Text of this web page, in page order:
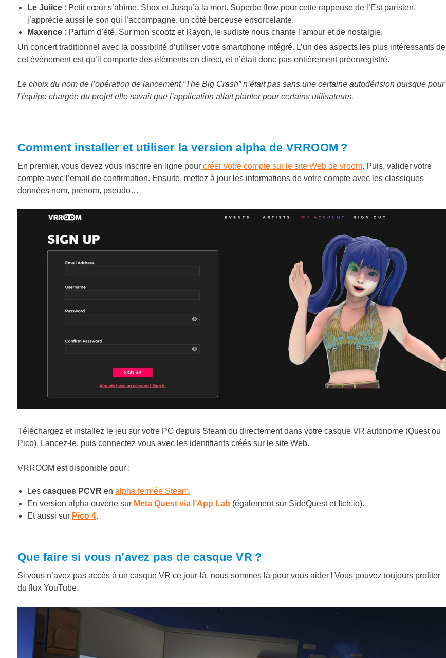
Le Juiice: Petit cœur s’abîme, Shox etJusqu’à la mort. Superbe flow pour cette rappeuse de l’Est parisien,
j’apprécie aussi le son qui l’accompagne, un côté berceuse ensorcelante.
Maxence: Parfum d’été, Sur mon scootz et Rayon, le sudiste nous chante l’amour et de nostalgie.
Un concert traditionnel avec la possibilité d’utiliser votre smartphone intégré. L’un des aspects les plus intéressants de
cet événement est qu’il comporte des éléments en direct, et n’était donc pas entièrement préenregistré.
Le choix du nom de l’opération de lancement “The Big Crash” n’était pas sans une certaine autodérision puisque pour
l’équipe chargée du projet elle savait que l’application allait planter pour certains utilisateurs.
Comment installer et utiliser la version alpha de VRROOM ?
En premier, vous devez vous inscrire en ligne pourcréer votre compte sur le site Web de vroom. Puis, valider votre
compte avec l’email de confirmation. Ensuite, mettez à jour les informations de votre compte avec les classiques
données nom, prénom, pseudo…
Téléchargez et installez le jeu sur votre PC depuis Steam ou directement dans votre casque VR autonome (Quest ou
Pico). Lancez-le, puis connectez vous avec les identifiants créés sur le site Web.
VRROOM est disponible pour :
Les casques PCVR en alpha fermée Steam,
En version alpha ouverte sur Meta Quest via l’App Lab (également sur SideQuest et Itch.io).
Et aussi sur Pico 4.
Que faire si vous n’avez pas de casque VR ?
Si vous n’avez pas accès à un casque VR ce jour-là, nous sommes là pour vous aider ! Vous pouvez toujours profiter
du flux YouTube.